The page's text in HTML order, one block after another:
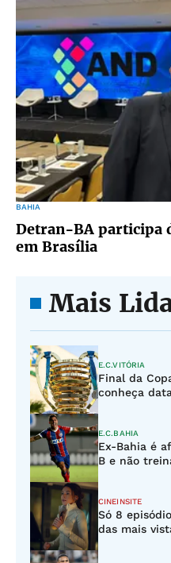
BAHIA
Detran-BA participa
em Brasília
Mais
E.C.VITÓRIA
Final da
conheça
E.C.BAHIA
Ex-Bahia é
B e não
CINEINSITE
Só 8
das mais